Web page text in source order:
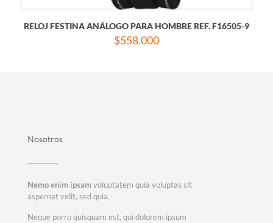
RELOJ FESTINA ANÁLOGO PARA HOMBRE REF. F16505-9
$558.000
Nosotros
Nemo enim ipsam voluptatem quia voluptas sit
aspernat velit, sed quia.
Neque porro quisquam est, qui dolorem ipsum